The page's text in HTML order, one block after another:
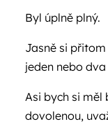
Byl úplně plný.
Jasně si
jeden nebo
Asi bych si
dovolenou,